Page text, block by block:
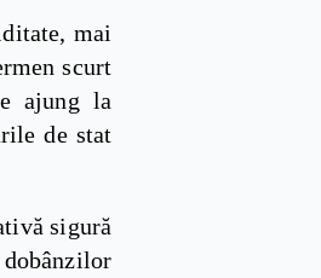
mai
scurt
ajung la
de stat
sigură